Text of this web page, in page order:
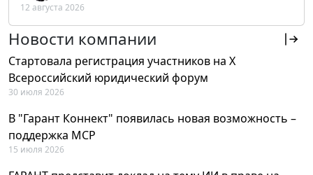
12 августа 2026
Новости компании
Стартовала регистрация участников на X
Всероссийский юридический форум
30 июля 2026
В "Гарант Коннект" появилась новая возможность –
поддержка MCP
15 июля 2026